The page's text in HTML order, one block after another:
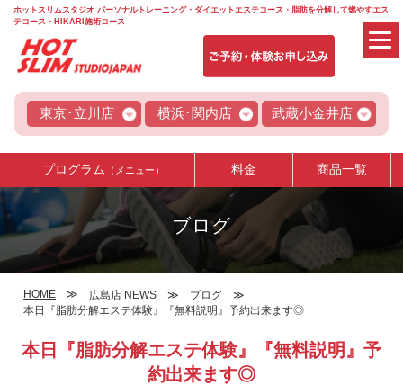
ホットスリムスタジオ パーソナルトレーニング・ダイエットエステコース・脂肪を分解して燃やすエス
テコース・HIKARI施術コース
東京･立川店 横浜･関内店 武蔵小金井店
プログラム （メニュー） 料金 商品一覧
ブログ
HOME 広島店 NEWS
ブログ
本日『脂肪分解エステ体験』『無料説明』予約出来ます◎
本日『脂肪分解エステ体験』『無料説明』予
約出来ます◎